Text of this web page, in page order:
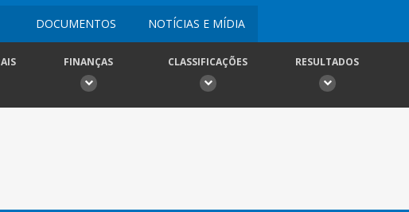
DOCUMENTOS NOTÍCIAS E MÍDIA
FINANÇAS CLASSIFICAÇÕES RESULTADOS